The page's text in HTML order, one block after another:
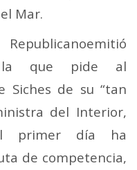
Mar.
la que pide al
Siches de su “tan
del Interior,
primer día ha
de competencia,